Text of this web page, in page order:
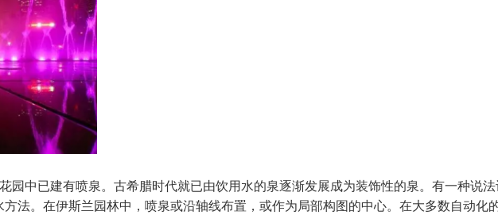
园中已建有喷泉。古希腊时代就已由饮用水的泉逐渐发展成为装饰性的泉。有一种说
法。在伊斯兰园林中，喷泉或沿轴线布置，或作为局部构图的中心。在大多数自动化